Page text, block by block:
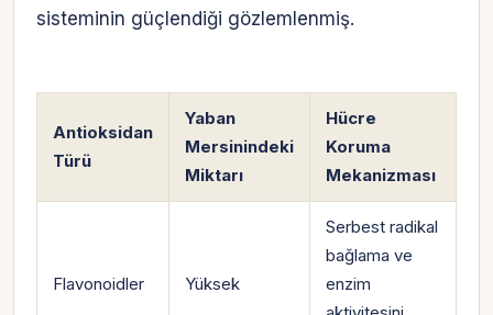
sisteminin güçlendiği gözlemlenmiş.
Antioksidan
Türü
Yaban
Mersinindeki
Miktarı
Hücre
Koruma
Mekanizması
Flavonoidler Yüksek
Serbest radikal
bağlama ve
enzim